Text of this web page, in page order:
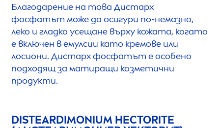
Благодарение на това Дистарх
фосфатът може да осигури по-немазно,
леко и гладко усещане върху кожата, когато
е включен в емулсии като кремове или
лосиони. Дистарх фосфатът е особено
подходящ за матиращи козметични
продукти.
DISTEARDIMONIUM HECTORITE